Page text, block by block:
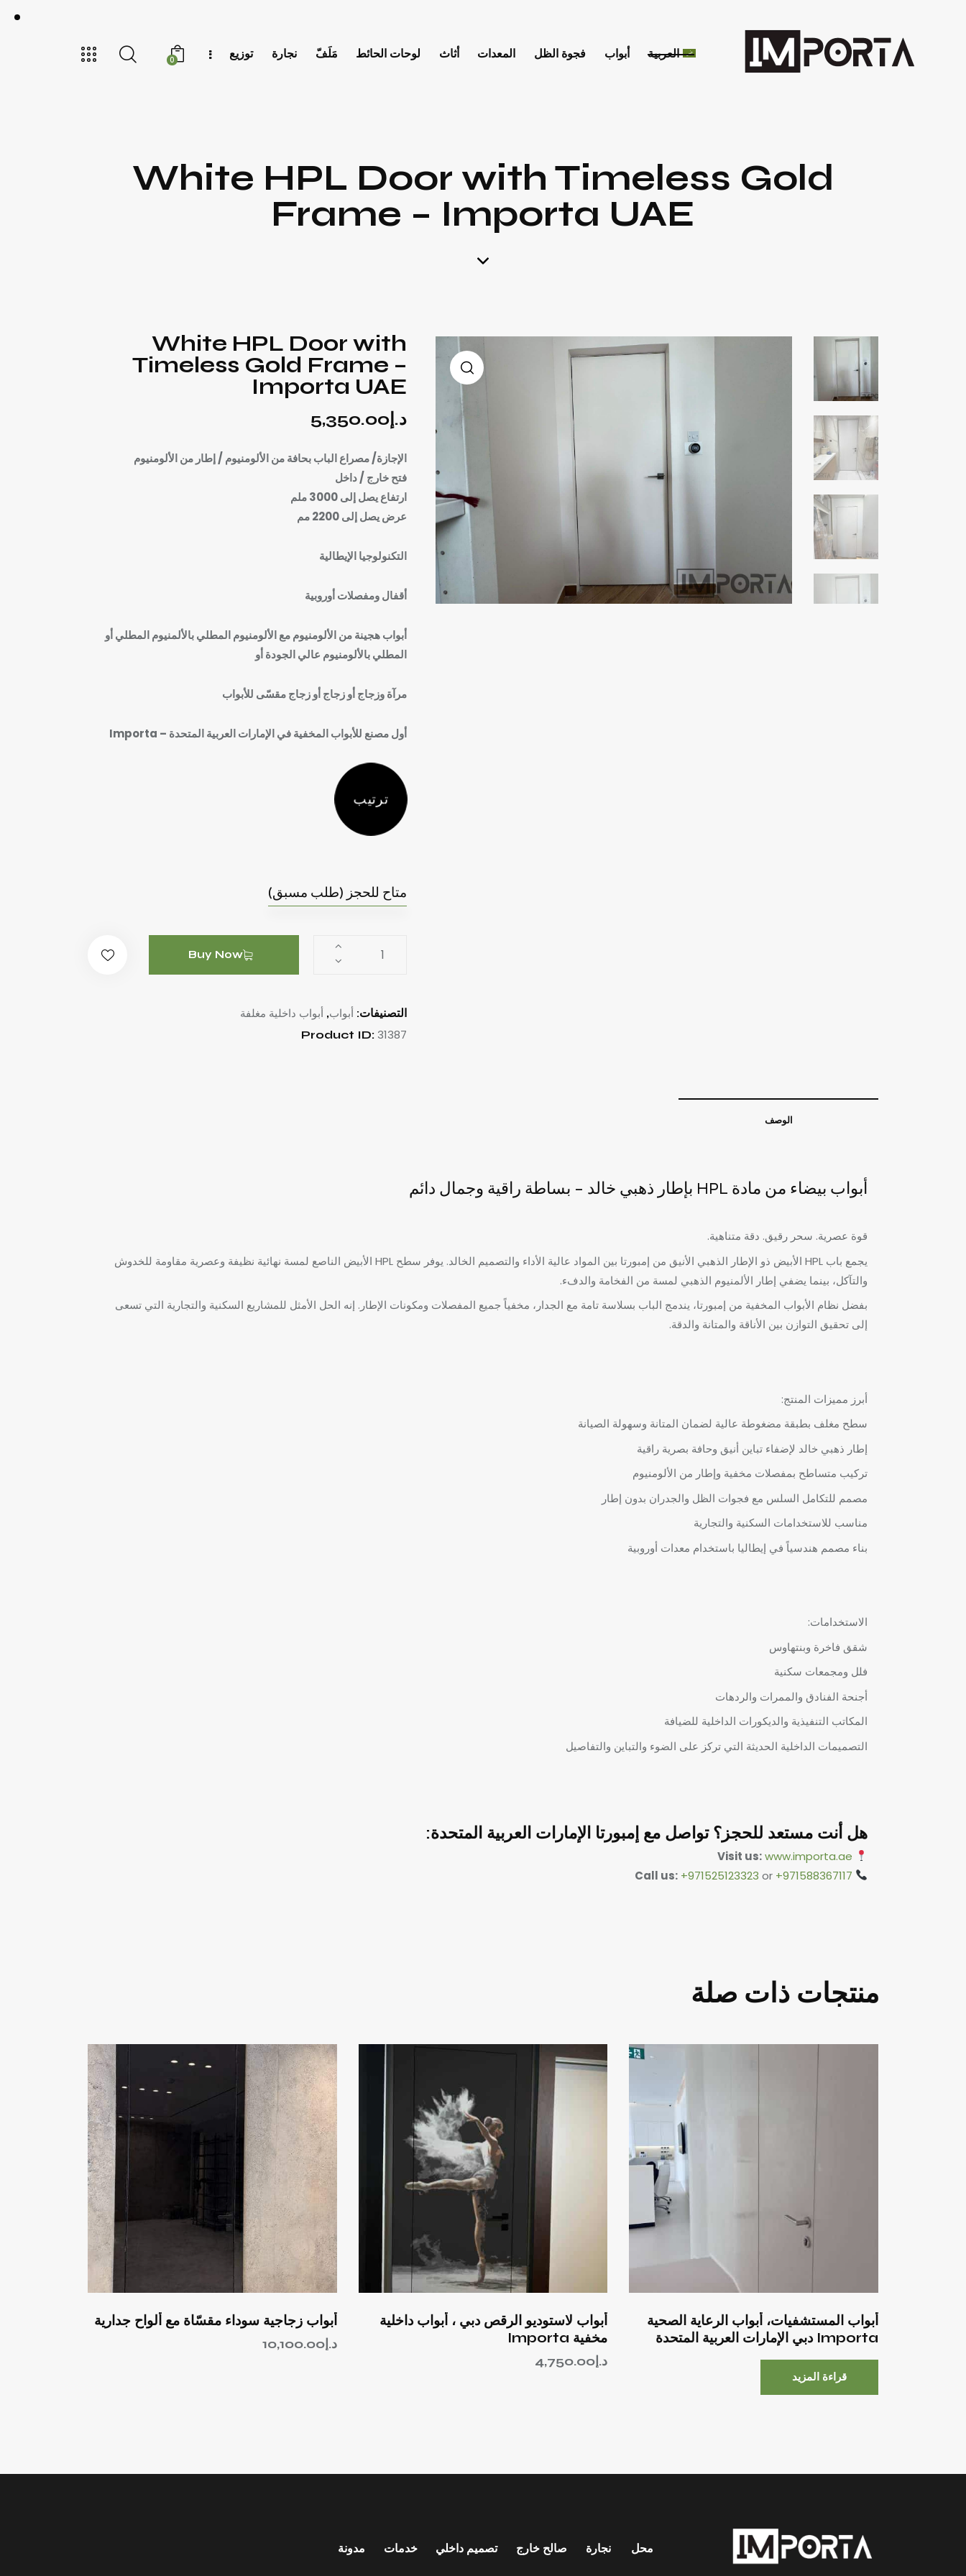
العربية أبواب فجوة الظل المعدات أثاث لوحات الحائط مَلَفّ نجارة توزيع 0
White HPL Door with Timeless Gold
Frame – Importa UAE
White HPL Door with
Timeless Gold Frame –
Importa UAE
د.إ5,350.00
الإجازة/ مصراع الباب بحافة من الألومنيوم / إطار من الألومنيوم
فتح خارج / داخل
ارتفاع يصل إلى 3000 ملم
عرض يصل إلى 2200 مم
التكنولوجيا الإيطالية
أقفال ومفصلات أوروبية
أبواب هجينة من الألومنيوم مع الألومنيوم المطلي بالألمنيوم المطلي أو
المطلي بالألومنيوم عالي الجودة أو
مرآة وزجاج أو زجاج أو زجاج مقسّى للأبواب
أول مصنع للأبواب المخفية في الإمارات العربية المتحدة – Importa
ترتيب
متاح للحجز (طلب مسبق)
Buy Now
التصنيفات: أبواب, أبواب داخلية مغلفة
Product ID: 31387
الوصف
أبواب بيضاء من مادة HPL بإطار ذهبي خالد – بساطة راقية وجمال دائم
قوة عصرية. سحر رقيق. دقة متناهية.
يجمع باب HPL الأبيض ذو الإطار الذهبي الأنيق من إمبورتا بين المواد عالية الأداء والتصميم الخالد. يوفر سطح HPL الأبيض الناصع لمسة نهائية نظيفة وعصرية مقاومة للخدوش
والتآكل، بينما يضفي إطار الألمنيوم الذهبي لمسة من الفخامة والدفء.
بفضل نظام الأبواب المخفية من إمبورتا، يندمج الباب بسلاسة تامة مع الجدار، مخفياً جميع المفصلات ومكونات الإطار. إنه الحل الأمثل للمشاريع السكنية والتجارية التي تسعى
إلى تحقيق التوازن بين الأناقة والمتانة والدقة.
أبرز مميزات المنتج:
سطح مغلف بطبقة مضغوطة عالية لضمان المتانة وسهولة الصيانة
إطار ذهبي خالد لإضفاء تباين أنيق وحافة بصرية راقية
تركيب متساطح بمفصلات مخفية وإطار من الألومنيوم
مصمم للتكامل السلس مع فجوات الظل والجدران بدون إطار
مناسب للاستخدامات السكنية والتجارية
بناء مصمم هندسياً في إيطاليا باستخدام معدات أوروبية
الاستخدامات:
شقق فاخرة وبنتهاوس
فلل ومجمعات سكنية
أجنحة الفنادق والممرات والردهات
المكاتب التنفيذية والديكورات الداخلية للضيافة
التصميمات الداخلية الحديثة التي تركز على الضوء والتباين والتفاصيل
هل أنت مستعد للحجز؟ تواصل مع إمبورتا الإمارات العربية المتحدة:
Visit us:www.importa.ae
Call us: +971525123323 or +971588367117
منتجات ذات صلة
أبواب المستشفيات، أبواب الرعاية الصحية
Importa دبي الإمارات العربية المتحدة
قراءة المزيد
أبواب لاستوديو الرقص دبي ، أبواب داخلية
مخفية Importa
د.إ4,750.00
أبواب زجاجية سوداء مقسّاة مع ألواح جدارية
د.إ10,100.00
محل نجارة صالح خارج تصميم داخلي خدمات مدونة